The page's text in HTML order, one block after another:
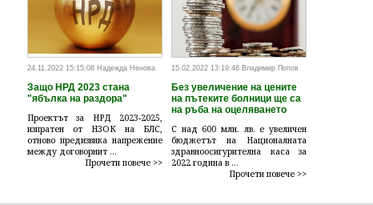
24.11.2022 15:15:08 Надежда Ненова
Защо НРД 2023 стана
"ябълка на раздора"
Проектът за НРД 2023-2025,
изпратен от НЗОК на БЛС,
отново предизвика напрежение
между договорнит ...
Прочети повече >>
15.02.2022 13:19:48 Владимир Попов
Без увеличение на цените
на пътеките болници ще са
на ръба на оцеляването
С над 600 млн. лв. е увеличен
бюджетът на Националната
здравноосигурителна каса за
2022 година в ...
Прочети повече >>